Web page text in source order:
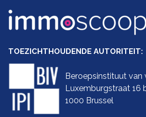
TOEZICHTHOUDENDE AUTORITEIT:
Beroepsinstituut van
Luxemburgstraat 16
1000 Brussel